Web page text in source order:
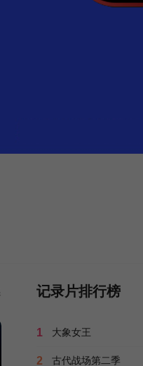
记录片排行榜
1 大象女王
2 古代战场第二季